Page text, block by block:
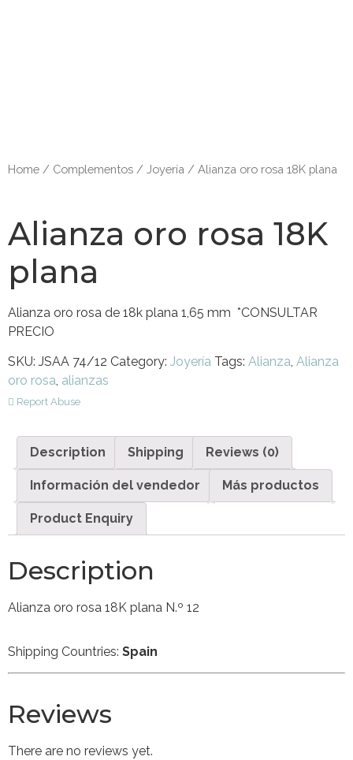
Home / Complementos / Joyería / Alianza oro rosa 18K plana
Alianza oro rosa 18K
plana
Alianza oro rosa de 18k plana 1,65 mm *CONSULTAR
PRECIO
SKU: JSAA 74/12 Category: Joyería Tags: Alianza, Alianza
oro rosa, alianzas
Report Abuse
Description Shipping Reviews (0)
Información del vendedor Más productos
Product Enquiry
Description
Alianza oro rosa 18K plana N.º 12
Shipping Countries: Spain
Reviews
There are no reviews yet.